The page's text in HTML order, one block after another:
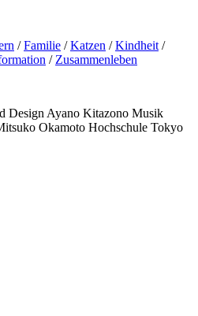
/Familie /Katzen /Kindheit /
/ Zusammenleben
Design Ayano Kitazono Musik
Okamoto Hochschule Tokyo